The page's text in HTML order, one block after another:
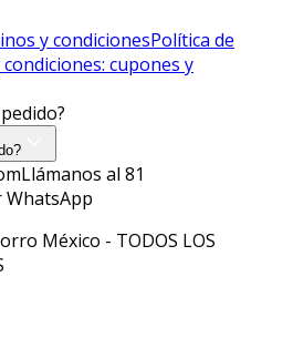
y condicionesPolítica de
cupones y
Llámanos al 81
WhatsApp
México - TODOS LOS